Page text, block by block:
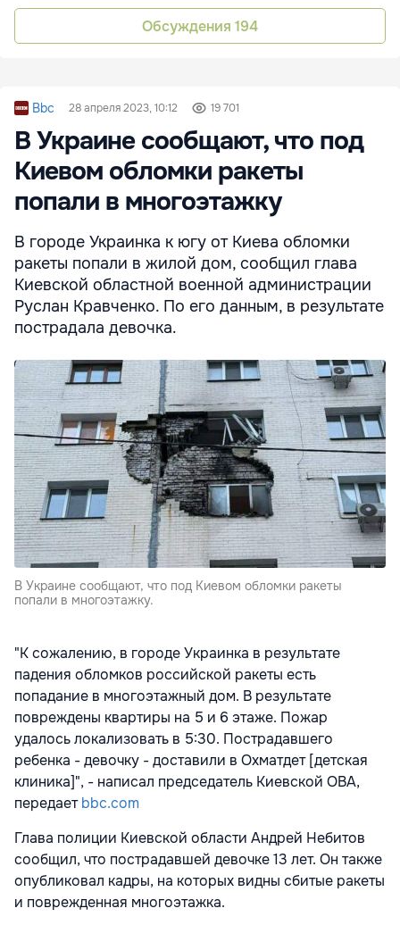
Обсуждения 194
Bbc 28 апреля 2023, 10:12 19 701
В Украине сообщают, что под
Киевом обломки ракеты
попали в многоэтажку
В городе Украинка к югу от Киева обломки
ракеты попали в жилой дом, сообщил глава
Киевской областной военной администрации
Руслан Кравченко. По его данным, в результате
пострадала девочка.
В Украине сообщают, что под Киевом обломки ракеты
попали в многоэтажку.
"К сожалению, в городе Украинка в результате
падения обломков российской ракеты есть
попадание в многоэтажный дом. В результате
повреждены квартиры на 5 и 6 этаже. Пожар
удалось локализовать в 5:30. Пострадавшего
ребенка - девочку - доставили в Охматдет [детская
клиника]", - написал председатель Киевской ОВА,
передаетbbc.com
Глава полиции Киевской области Андрей Небитов
сообщил, что пострадавшей девочке 13 лет. Он также
опубликовал кадры, на которых видны сбитые ракеты
и поврежденная многоэтажка.